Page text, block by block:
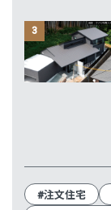
3
#注文住宅